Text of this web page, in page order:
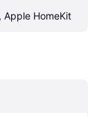
Apple HomeKit